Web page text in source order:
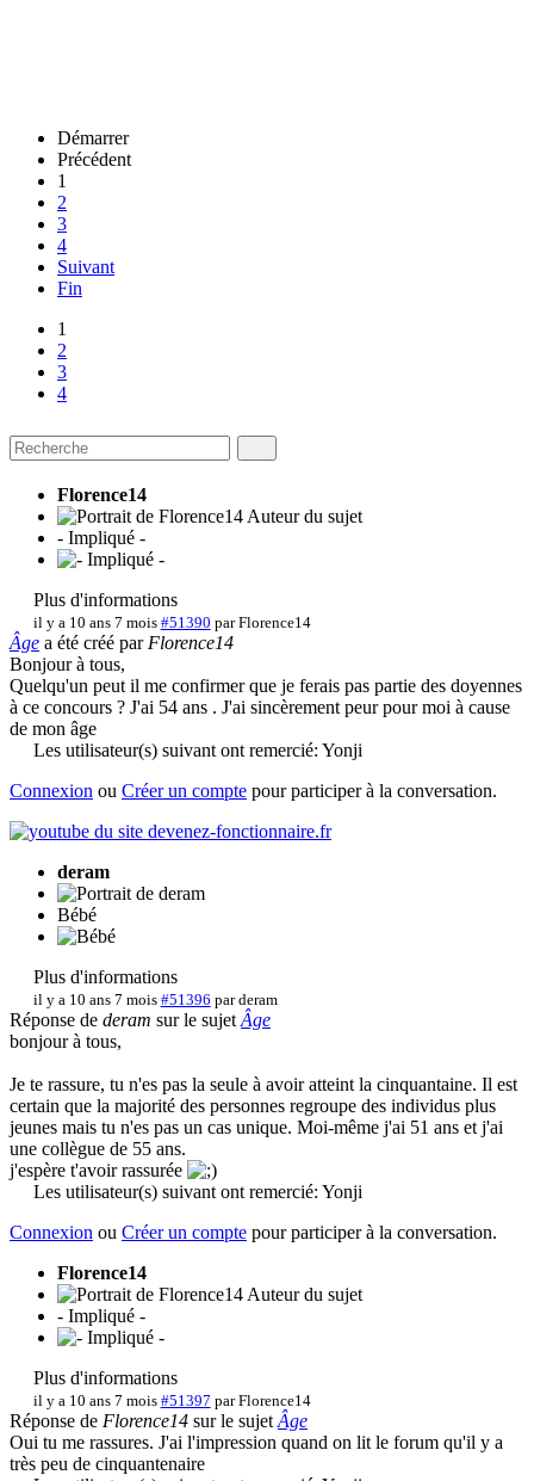
Démarrer
Précédent
1
2
3
4
Suivant
Fin
1
2
3
4
Florence14
Auteur du sujet
- Impliqué -
Plus d'informations
il y a 10 ans 7 mois #51390 parFlorence14
Âge a été créé par Florence14
Bonjour à tous,
Quelqu'un peut il me confirmer que je ferais pas partie des doyennes
à ce concours ? J'ai 54 ans . J'ai sincèrement peur pour moi à cause
de mon âge
Les utilisateur(s) suivant ont remercié: Yonji
Connexion ou Créer un compte pour participer à la conversation.
deram
Bébé
Plus d'informations
il y a 10 ans 7 mois #51396 parderam
Réponse de deram sur le sujet Âge
bonjour à tous,
Je te rassure, tu n'es pas la seule à avoir atteint la cinquantaine. Il est
certain que la majorité des personnes regroupe des individus plus
jeunes mais tu n'es pas un cas unique. Moi-même j'ai 51 ans et j'ai
une collègue de 55 ans.
j'espère t'avoir rassurée
Les utilisateur(s) suivant ont remercié: Yonji
Connexion ou Créer un compte pour participer à la conversation.
Florence14
Auteur du sujet
- Impliqué -
Plus d'informations
il y a 10 ans 7 mois #51397 parFlorence14
Réponse de Florence14 sur le sujet Âge
Oui tu me rassures. J'ai l'impression quand on lit le forum qu'il y a
très peu de cinquantenaire